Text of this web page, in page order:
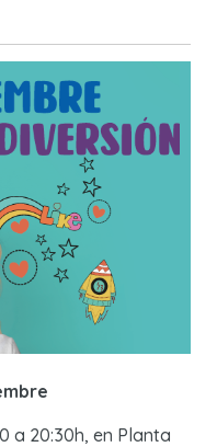
a 20:30h, en Planta